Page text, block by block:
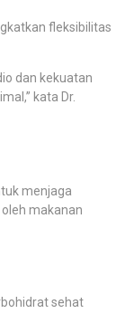
fleksibilitas
dan kekuatan
kata Dr.
menjaga
makanan
sehat